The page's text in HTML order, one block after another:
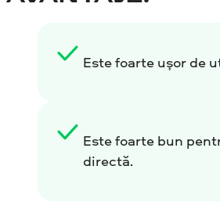
Este foarte ușor de
Este foarte bun
directă.